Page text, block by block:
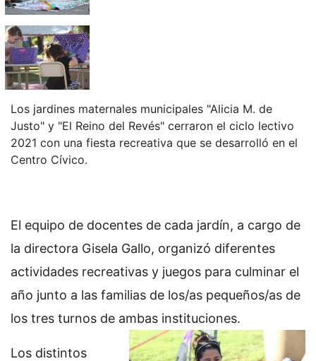
Los jardines maternales municipales "Alicia M. de
Justo" y "El Reino del Revés" cerraron el ciclo lectivo
2021 con una fiesta recreativa que se desarrolló en el
Centro Cívico.
El equipo de docentes de cada jardín, a cargo de
la directora Gisela Gallo, organizó diferentes
actividades recreativas y juegos para culminar el
año junto a las familias de los/as pequeños/as de
los tres turnos de ambas instituciones.
Los distintos